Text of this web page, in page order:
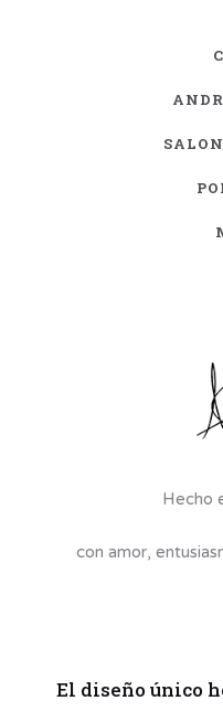
Hecho
con amor,
El diseño único